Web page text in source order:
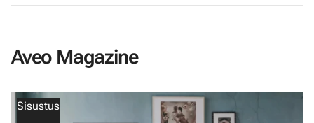
Aveo Magazine
Sisustus